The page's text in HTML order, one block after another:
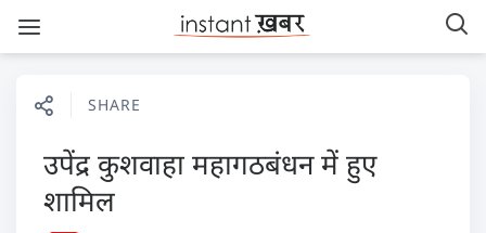
SHARE
उपेंद्र कुशवाहा महागठबंधन में हुए
शामिल